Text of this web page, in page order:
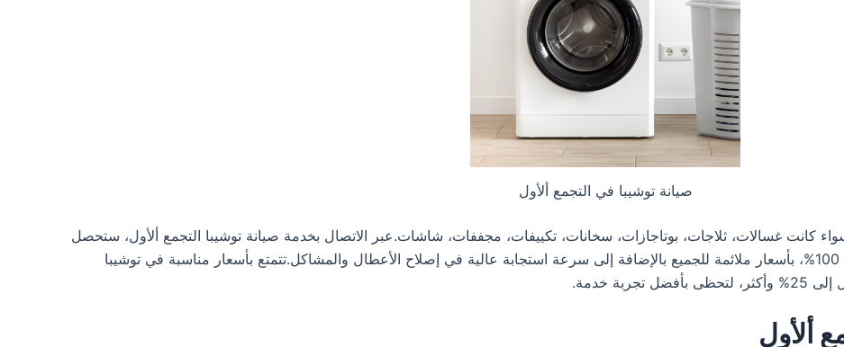
صيانة توشيبا في التجمع ألأول
كانت غسالات، ثلاجات، بوتاجازات، سخانات، تكييفات، مجففات، شاشات.عبر الاتصال بخدمة صيانة توشيبا التجمع ألأول، ستحصل
على الدعم الكامل وتوفير قطع الغيار الأصلية بنسبة 100%، بأسعار ملائمة للجميع بالإضافة إلى سرعة استجابة عالية في إصلاح الأعطال والمشاكل.تتمتع بأسعار مناسبة في توشيبا
خدمة.
ألأول